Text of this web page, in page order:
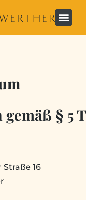
gemäß § 5
16